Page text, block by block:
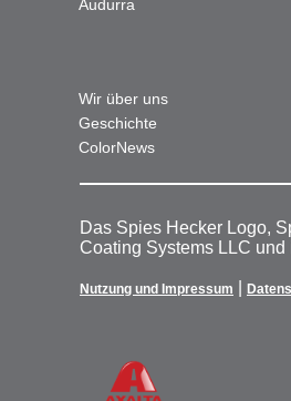
Audurra
Wir über uns
Geschichte
ColorNews
Das Spies Hecker Logo,
Coating Systems LLC
Nutzung und Impressum